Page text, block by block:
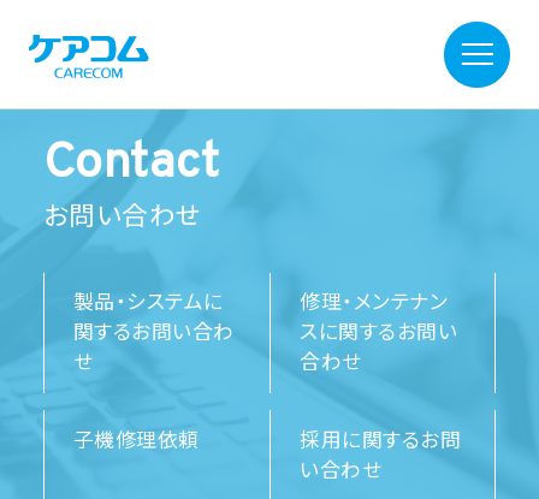
Contact
お問い合わせ
製品・システムに
関するお問い合わ
せ
修理・メンテナン
スに関するお問い
合わせ
子機修理依頼
採用に関するお問
い合わせ